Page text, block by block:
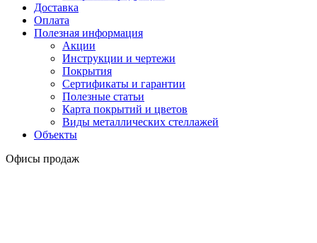
Доставка
Оплата
Полезная информация
Акции
Инструкции и чертежи
Покрытия
Сертификаты и гарантии
Полезные статьи
Карта покрытий и цветов
Виды металлических стеллажей
Объекты
Офисы продаж